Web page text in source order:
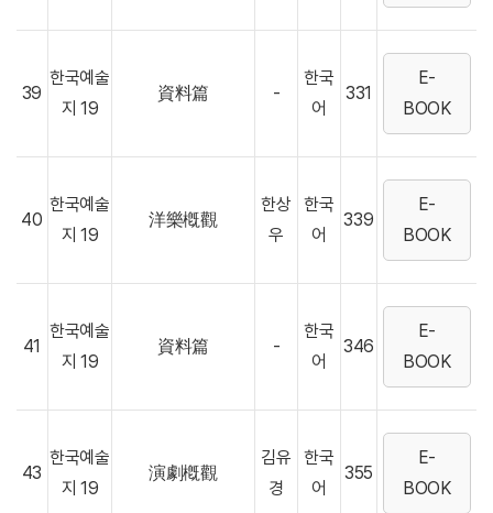
39
한국예술
지 19
資料篇 -
한국
어
331
E-
BOOK
40
한국예술
지 19
洋樂槪觀
한상
우
한국
어
339
E-
BOOK
41
한국예술
지 19
資料篇 -
한국
어
346
E-
BOOK
43
한국예술
지 19
演劇槪觀
김유
경
한국
어
355
E-
BOOK